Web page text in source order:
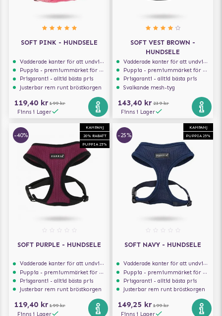
SOFT PINK - HUNDSELE
Vadderade kanter för att undvika skav
Puppia - premiummärket för hundselar
Prisgaranti - alltid bästa pris
Justerbar rem runt bröstkorgen
119,40 kr 199 kr
Finns i Lager
SOFT VEST BROWN -
HUNDSELE
Vadderade kanter för att undvika skav
Puppia - premiummärket för hundselar
Prisgaranti - alltid bästa pris
Svalkande mesh-tyg
143,40 kr 239 kr
Finns i Lager
KAMPANJ
20% RABATT
PUPPIA 25%
-40%
SOFT PURPLE - HUNDSELE
Vadderade kanter för att undvika skav
Puppia - premiummärket för hundselar
Prisgaranti - alltid bästa pris
Justerbar rem runt bröstkorgen
119,40 kr 199 kr
Finns i Lager
KAMPANJ
PUPPIA 25%
-25%
SOFT NAVY - HUNDSELE
Vadderade kanter för att undvika skav
Puppia - premiummärket för hundselar
Prisgaranti - alltid bästa pris
Justerbar rem runt bröstkorgen
149,25 kr 199 kr
Finns i Lager